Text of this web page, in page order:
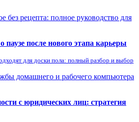
без рецепта: полное руководство для
после нового этапа карьеры
для доски пола: полный разбор и выбор
домашнего и рабочего компьютера
с юридических лиц: стратегия